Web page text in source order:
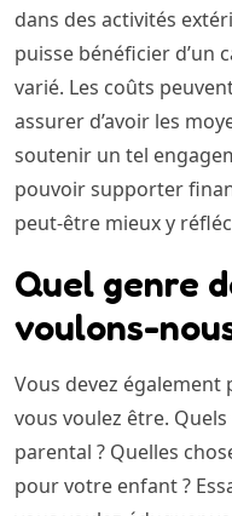
dans des activités
puisse bénéficier d’un
varié. Les coûts
assurer d’avoir les
soutenir un tel
pouvoir supporter
peut-être mieux y
Quel genre
voulons-
Vous devez
vous voulez être.
parental ? Quelles
pour votre enfant ?